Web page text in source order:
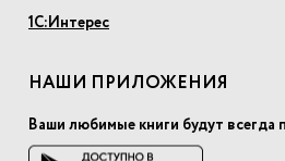
1С:Интерес
НАШИ ПРИЛОЖЕНИЯ
Ваши любимые книги будут всегда